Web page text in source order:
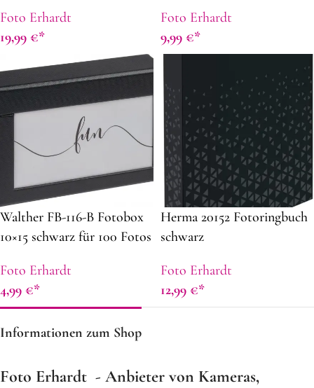
Foto Erhardt
19,99 €
Foto Erhardt
9,99 €
Walther FB-116-B Fotobox
10×15 schwarz für 100 Fotos
Foto Erhardt
4,99 €
Herma 20152 Fotoringbuch
schwarz
Foto Erhardt
12,99 €
Informationen zum Shop
Foto Erhardt - Anbieter von Kameras,